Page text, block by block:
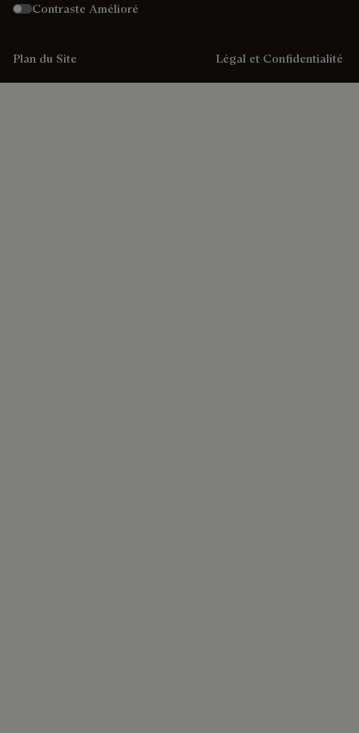
Contraste Amélioré
Plan du Site Légal et Confidentialité